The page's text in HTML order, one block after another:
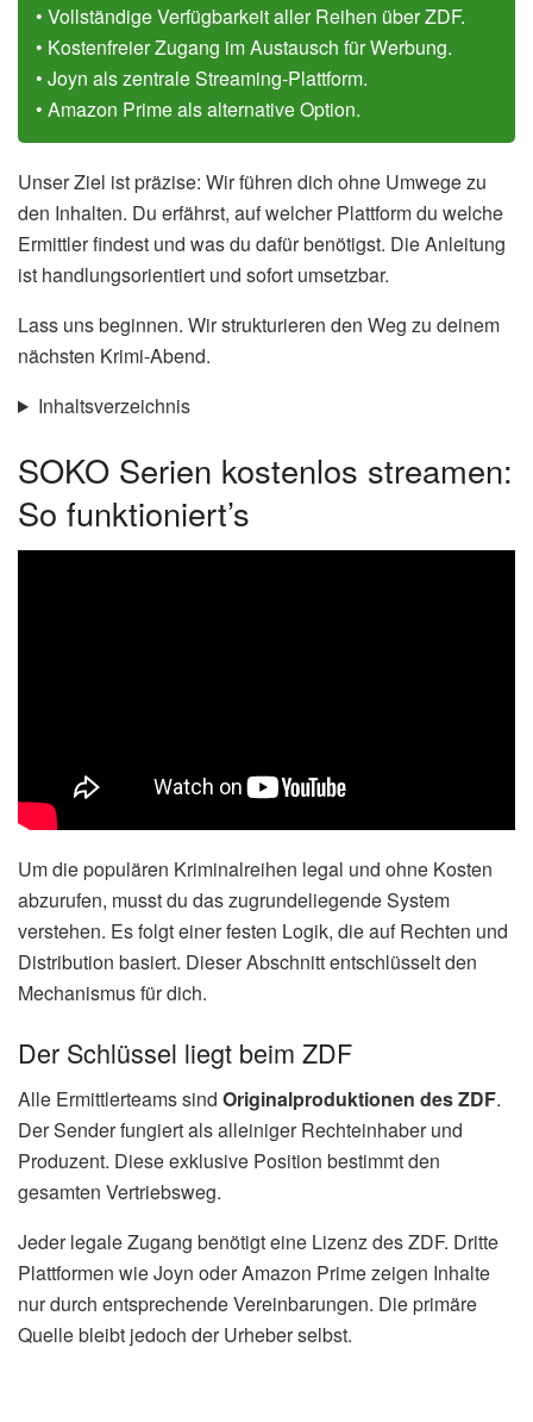
• Vollständige Verfügbarkeit aller Reihen über ZDF.
• Kostenfreier Zugang im Austausch für Werbung.
• Joyn als zentrale Streaming-Plattform.
• Amazon Prime als alternative Option.
Unser Ziel ist präzise: Wir führen dich ohne Umwege zu
den Inhalten. Du erfährst, auf welcher Plattform du welche
Ermittler findest und was du dafür benötigst. Die Anleitung
ist handlungsorientiert und sofort umsetzbar.
Lass uns beginnen. Wir strukturieren den Weg zu deinem
nächsten Krimi-Abend.
Inhaltsverzeichnis
SOKO Serien kostenlos streamen:
So funktioniert’s
Um die populären Kriminalreihen legal und ohne Kosten
abzurufen, musst du das zugrundeliegende System
verstehen. Es folgt einer festen Logik, die auf Rechten und
Distribution basiert. Dieser Abschnitt entschlüsselt den
Mechanismus für dich.
Der Schlüssel liegt beim ZDF
Alle Ermittlerteams sind Originalproduktionen des ZDF.
Der Sender fungiert als alleiniger Rechteinhaber und
Produzent. Diese exklusive Position bestimmt den
gesamten Vertriebsweg.
Jeder legale Zugang benötigt eine Lizenz des ZDF. Dritte
Plattformen wie Joyn oder Amazon Prime zeigen Inhalte
nur durch entsprechende Vereinbarungen. Die primäre
Quelle bleibt jedoch der Urheber selbst.